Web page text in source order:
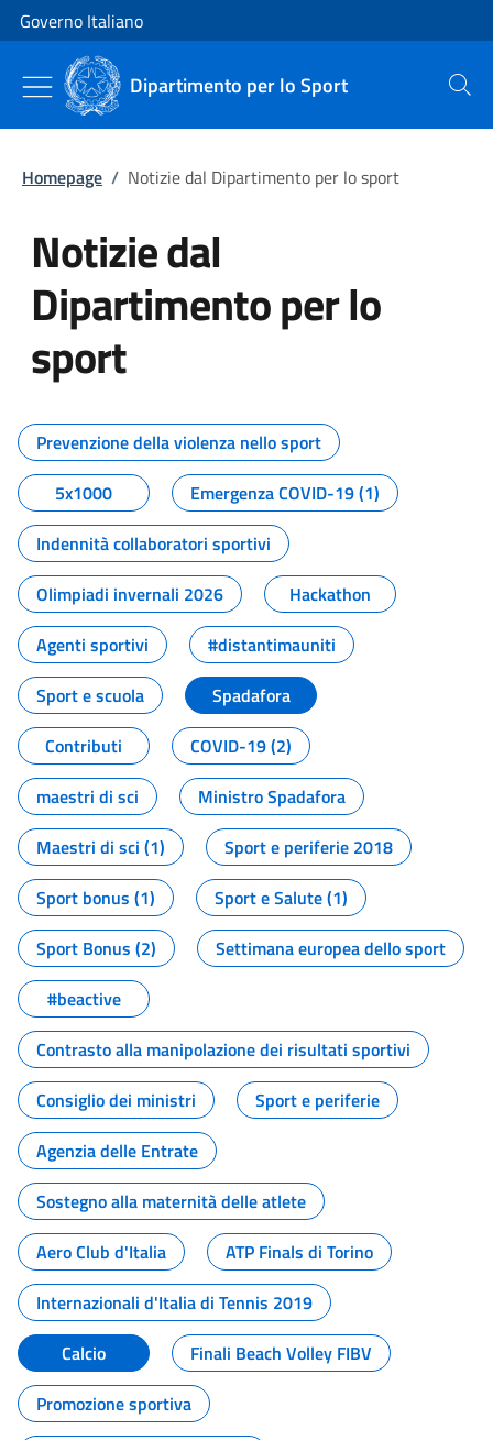
Vai al contenuto
Vai alla navigazione del sito
Governo Italiano
Dipartimento per lo Sport Cerca
Homepage / Notizie dal Dipartimento per lo sport
Notizie dal
Dipartimento per lo
sport
Tutti i contenuti della pagina
Prevenzione della violenza nello sport
5x1000
Emergenza COVID-19 (1)
Indennità collaboratori sportivi
Olimpiadi invernali 2026
Hackathon
Agenti sportivi
#distantimauniti
Sport e scuola
Spadafora
Contributi
COVID-19 (2)
maestri di sci
Ministro Spadafora
Maestri di sci (1)
Sport e periferie 2018
Sport bonus (1)
Sport e Salute (1)
Sport Bonus (2)
Settimana europea dello sport
#beactive
Contrasto alla manipolazione dei risultati sportivi
Consiglio dei ministri
Sport e periferie
Agenzia delle Entrate
Sostegno alla maternità delle atlete
Aero Club d'Italia
ATP Finals di Torino
Internazionali d'Italia di Tennis 2019
Calcio
Finali Beach Volley FIBV
Promozione sportiva